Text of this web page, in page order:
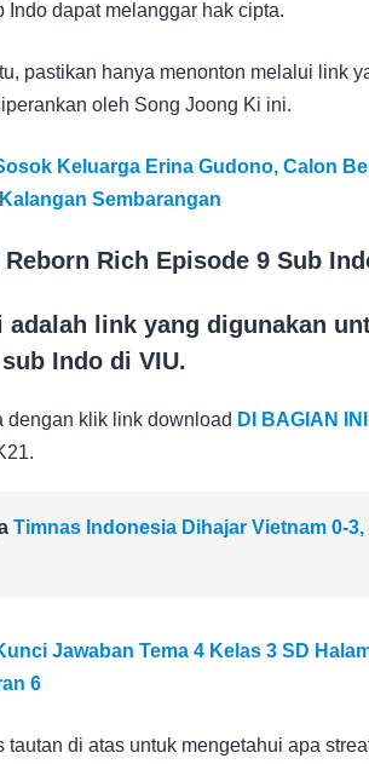
Indo dapat melanggar hak cipta.
pastikan hanya menonton melalui link
oleh Song Joong Ki ini.
Keluarga Erina Gudono, Calon
Sembarangan
Reborn Rich Episode 9 Sub
adalah link yang digunakan
Indo di VIU.
dengan klik link download DI BAGIAN INI
Timnas Indonesia Dihajar Vietnam 0-
Jawaban Tema 4 Kelas 3 SD
6
tautan di atas untuk mengetahui apa